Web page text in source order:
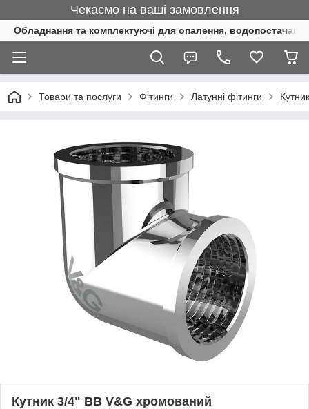
Чекаємо на ваші замовлення
Обладнання та комплектуючі для опалення, водопостачання
Товари та послуги Фітинги Латунні фітинги
Кутник 3/4" ВВ V&G хромований